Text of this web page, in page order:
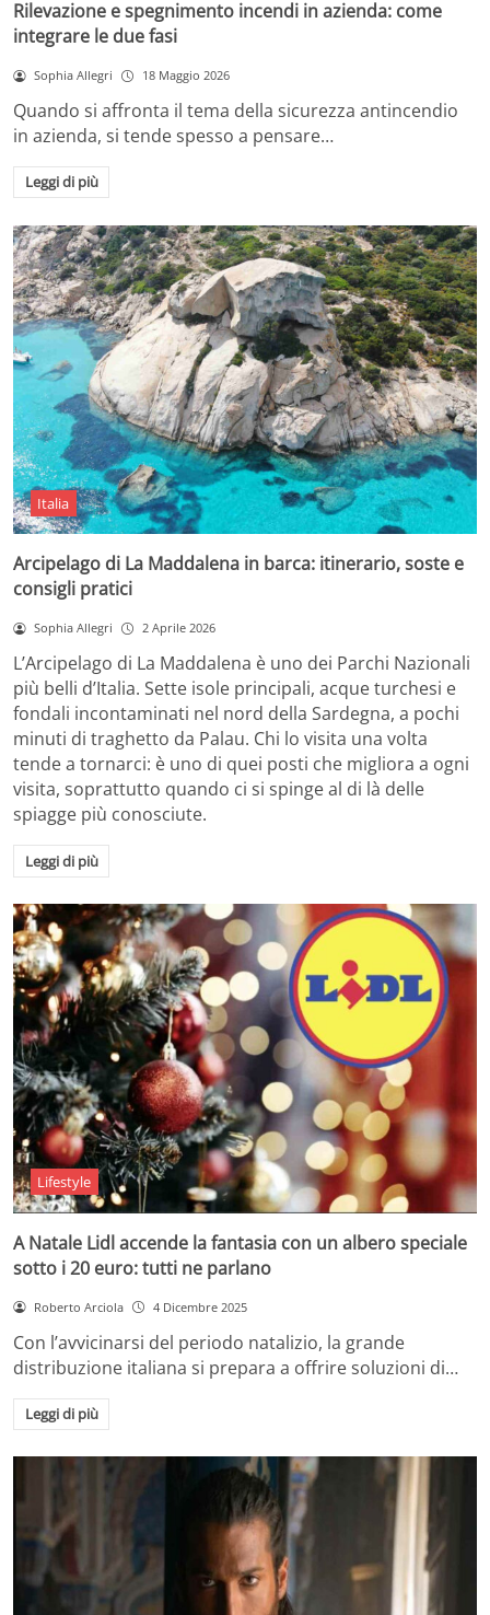
Rilevazione e spegnimento incendi in azienda: come
integrare le due fasi
Sophia Allegri 18 Maggio 2026
Quando si affronta il tema della sicurezza antincendio
in azienda, si tende spesso a pensare…
Leggi di più
Italia
Arcipelago di La Maddalena in barca: itinerario, soste e
consigli pratici
Sophia Allegri 2 Aprile 2026
L’Arcipelago di La Maddalena è uno dei Parchi Nazionali
più belli d’Italia. Sette isole principali, acque turchesi e
fondali incontaminati nel nord della Sardegna, a pochi
minuti di traghetto da Palau. Chi lo visita una volta
tende a tornarci: è uno di quei posti che migliora a ogni
visita, soprattutto quando ci si spinge al di là delle
spiagge più conosciute.
Leggi di più
Lifestyle
A Natale Lidl accende la fantasia con un albero speciale
sotto i 20 euro: tutti ne parlano
Roberto Arciola 4 Dicembre 2025
Con l’avvicinarsi del periodo natalizio, la grande
distribuzione italiana si prepara a offrire soluzioni di…
Leggi di più